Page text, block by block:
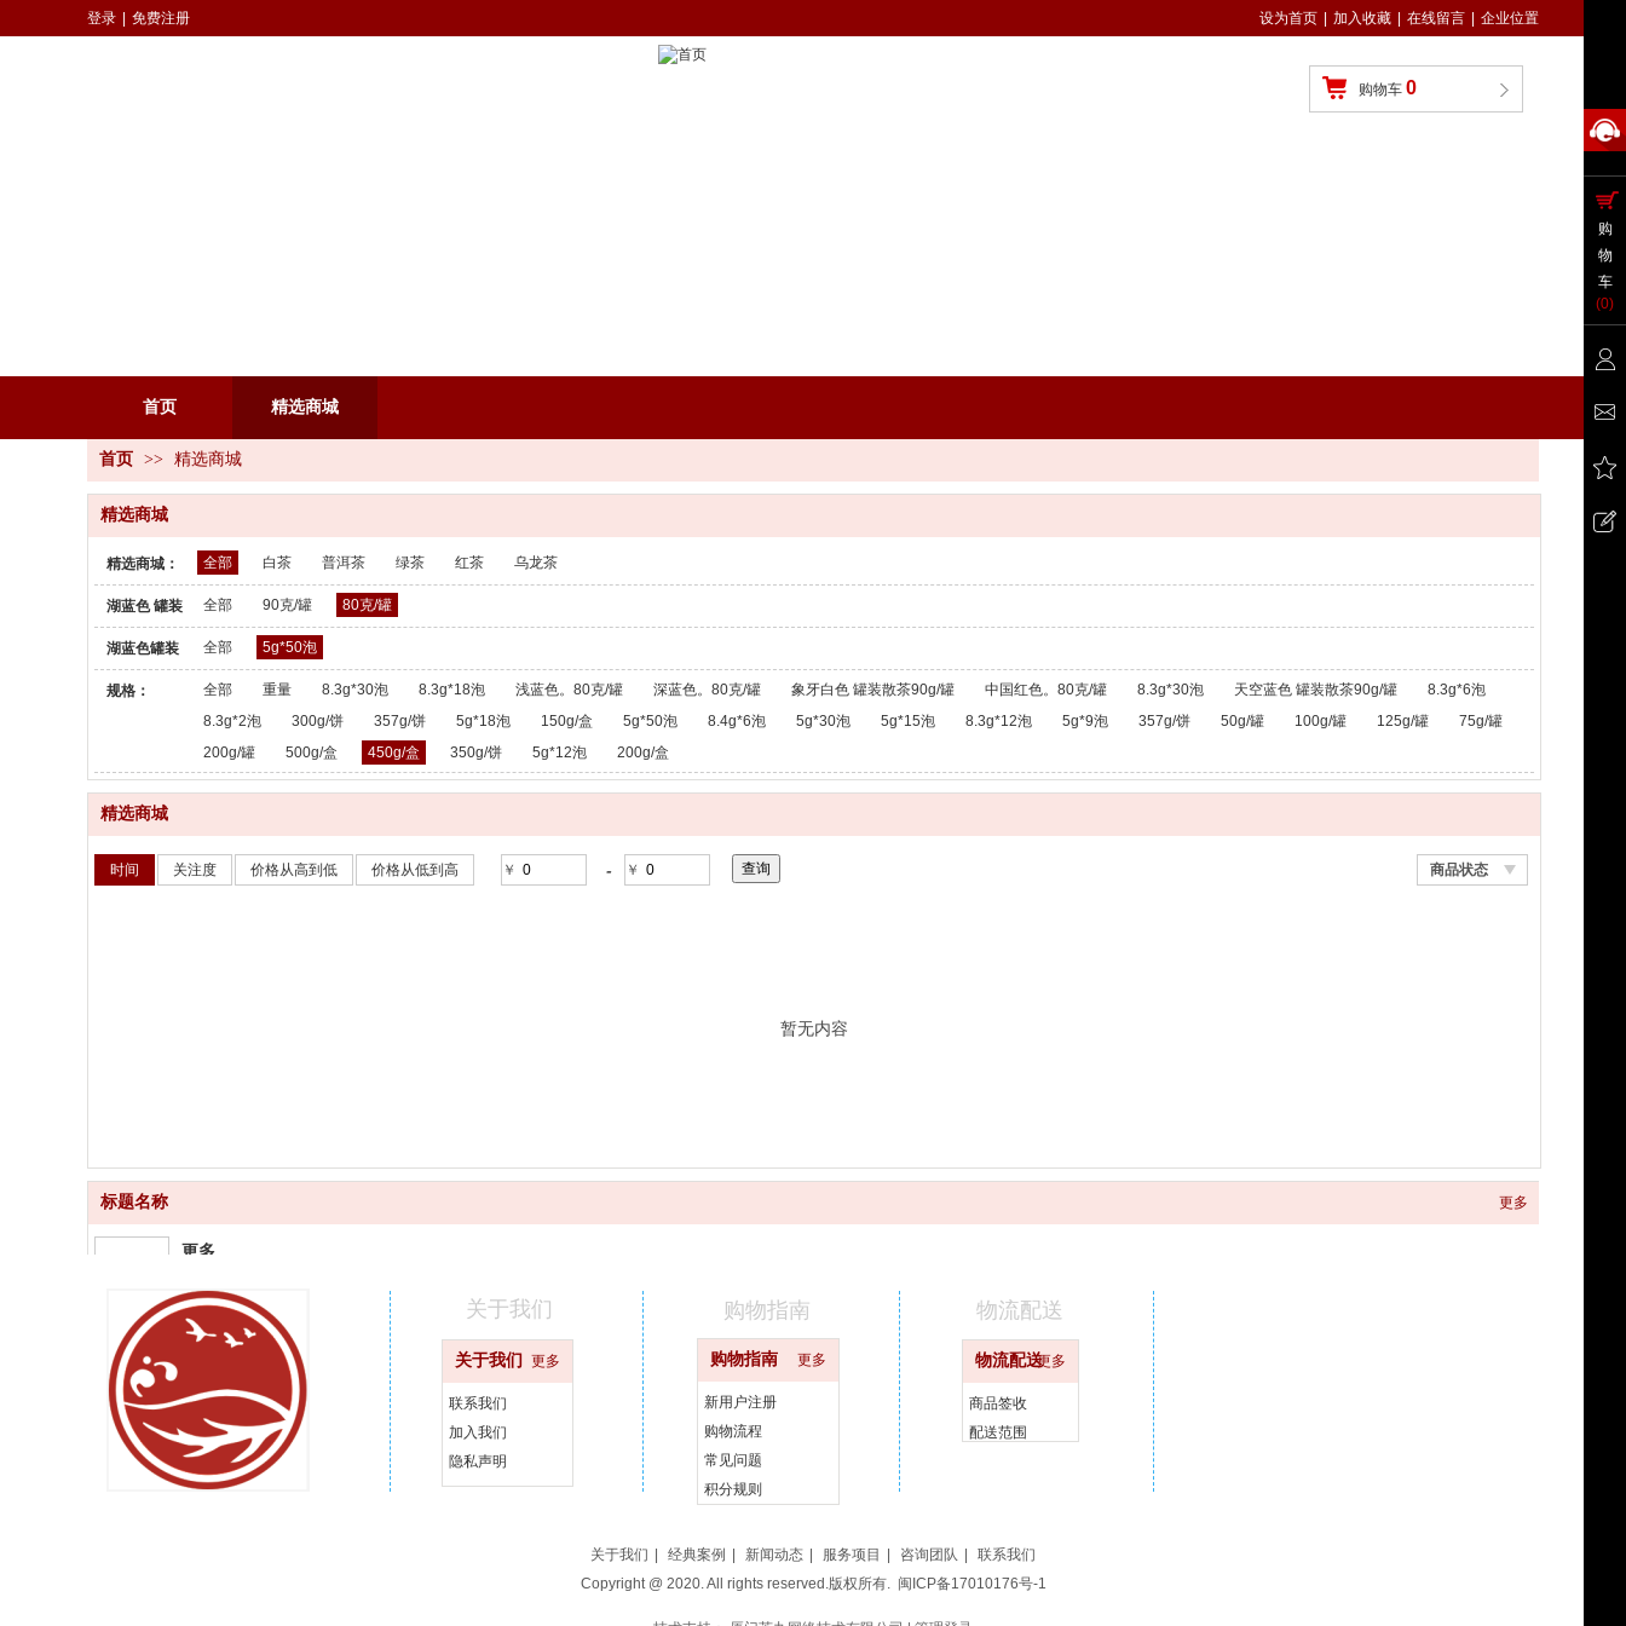
购物车 0
登录 免费注册 设为首页 加入收藏 在线留言 企业位置
首页 精选商城
首页 >> 精选商城
精选商城
精选商城： 全部 白茶 普洱茶 绿茶 红茶 乌龙茶
湖蓝色 罐装
散茶：
全部 90克/罐 80克/罐
湖蓝色罐装
散茶：
全部 5g*50泡
规格： 全部 重量 8.3g*30泡 8.3g*18泡 浅蓝色。80克/罐 深蓝色。80克/罐 象牙白色 罐装散茶90g/罐 中国红色。80克/罐 8.3g*30泡 天空蓝色 罐装散茶90g/罐
8.3g*6泡
8.3g*2泡
300g/饼 357g/饼 5g*18泡 150g/盒 5g*50泡 8.4g*6泡 5g*30泡 5g*15泡 8.3g*12泡 5g*9泡 357g/饼 50g/罐 100g/罐 125g/罐
75g/罐
200g/罐
500g/盒 450g/盒 350g/饼 5g*12泡 200g/盒
精选商城
商品状态
时间 关注度 价格从高到低 价格从低到高 ￥ - ￥
暂无内容
标题名称 更多
更多
更快
更好
汇聚品牌
关于我们 更多
联系我们
加入我们
隐私声明
购物指南 更多
新用户注册
购物流程
常见问题
积分规则
物流配送更多
商品签收
配送范围
关于我们 购物指南 物流配送
关于我们 经典案例 新闻动态 服务项目 咨询团队
联系我们
Copyright @ 2020. All rights reserved.版权所有. 闽ICP备17010176号-1
购
物
车
(0)